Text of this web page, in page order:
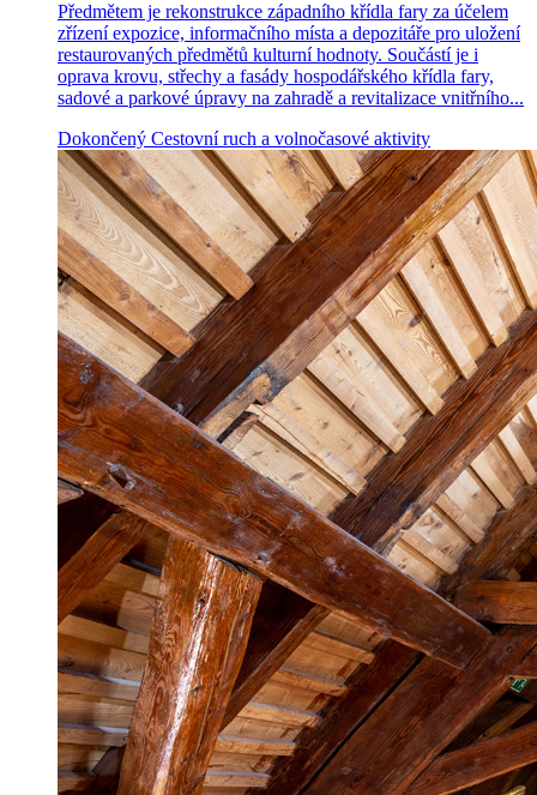
Předmětem je rekonstrukce západního křídla fary za účelem
zřízení expozice, informačního místa a depozitáře pro uložení
restaurovaných předmětů kulturní hodnoty. Součástí je i
oprava krovu, střechy a fasády hospodářského křídla fary,
sadové a parkové úpravy na zahradě a revitalizace vnitřního...
Dokončený Cestovní ruch a volnočasové aktivity